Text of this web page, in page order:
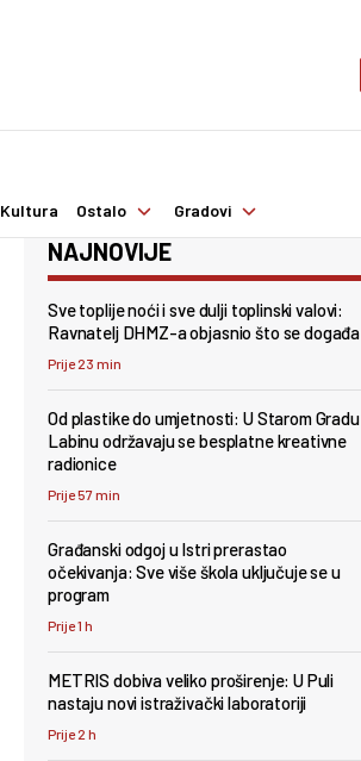
Kultura Ostalo Gradovi
NAJNOVIJE
Sve toplije noći i sve dulji toplinski valovi:
Ravnatelj DHMZ-a objasnio što se događa
Prije 23 min
Od plastike do umjetnosti: U Starom Gradu
Labinu održavaju se besplatne kreativne
radionice
Prije 57 min
Građanski odgoj u Istri prerastao
očekivanja: Sve više škola uključuje se u
program
Prije 1 h
METRIS dobiva veliko proširenje: U Puli
nastaju novi istraživački laboratoriji
Prije 2 h